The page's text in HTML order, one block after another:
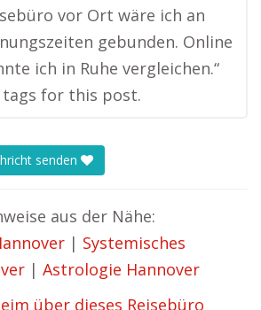
vor Ort wäre ich an
gebunden. Online
ich in Ruhe vergleichen.“
tags for this post.
senden
aus der Nähe:
| Systemisches
| Astrologie Hannover
über dieses Reisebüro